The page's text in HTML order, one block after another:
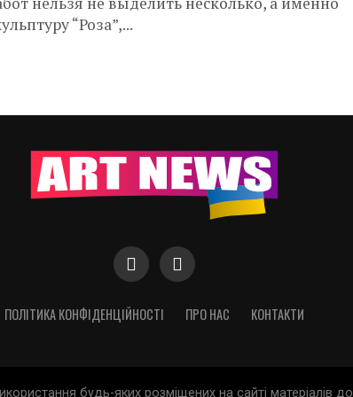
“Роза”,...
ПОЛІТИКА КОНФІДЕНЦІЙНОСТІ ПРО НАС КОНТАКТИ
будь-яких розміщених на сайті матеріалів